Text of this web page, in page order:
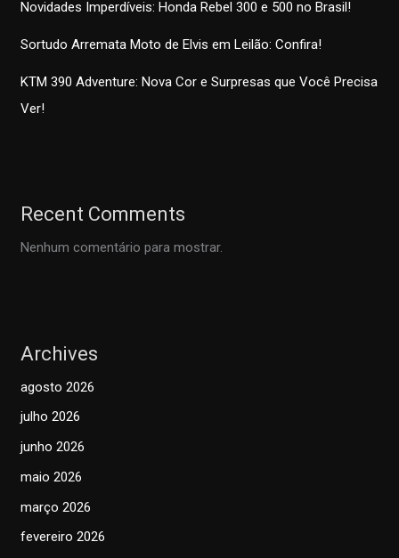
Novidades Imperdíveis: Honda Rebel 300 e 500 no Brasil!
Sortudo Arremata Moto de Elvis em Leilão: Confira!
KTM 390 Adventure: Nova Cor e Surpresas que Você Precisa
Ver!
Recent Comments
Nenhum comentário para mostrar.
Archives
agosto 2026
julho 2026
junho 2026
maio 2026
março 2026
fevereiro 2026